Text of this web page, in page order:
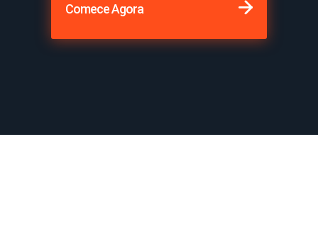
Comece Agora